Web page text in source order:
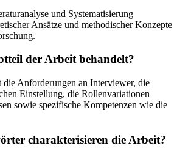
und Systematisierung
Ansätze und methodischer Konzepte
der Arbeit behandelt?
Anforderungen an Interviewer, die
Einstellung, die Rollenvariationen
sowie spezifische Kompetenzen wie die
charakterisieren die Arbeit?